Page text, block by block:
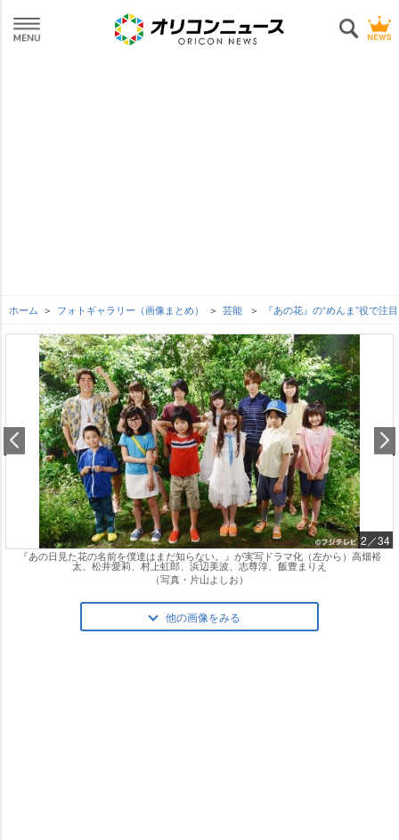
ホーム フォトギャラリー（画像まとめ） 芸能 『あの花』の“めんま”役で注
2／34
『あの日見た花の名前を僕達はまだ知らない。』が実写ドラマ化（左から）高畑裕
太、松井愛莉、村上虹郎、浜辺美波、志尊淳、飯豊まりえ
（写真・片山よしお）
他の画像をみる